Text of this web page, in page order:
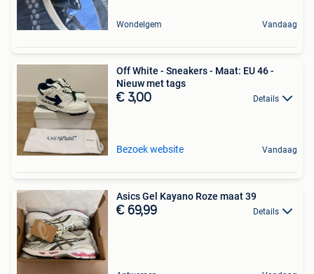
Wondelgem Vandaag
Off White - Sneakers - Maat: EU 46 -
Nieuw met tags
€ 3,00 Details
Bezoek website Vandaag
Asics Gel Kayano Roze maat 39
€ 69,99 Details